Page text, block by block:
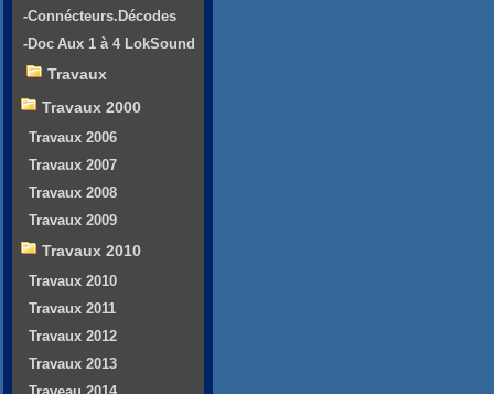
-Connécteurs.Décodes
-Doc Aux 1 à 4 LokSound
Travaux
Travaux 2000
Travaux 2006
Travaux 2007
Travaux 2008
Travaux 2009
Travaux 2010
Travaux 2010
Travaux 2011
Travaux 2012
Travaux 2013